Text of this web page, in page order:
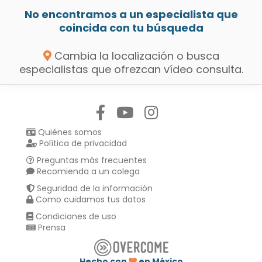
No encontramos a un especialista que
coincida con tu búsqueda
Cambia la localización o busca
especialistas que ofrezcan vídeo consulta.
Quiénes somos
Política de privacidad
Preguntas más frecuentes
Recomienda a un colega
Seguridad de la información
Como cuidamos tus datos
Condiciones de uso
Prensa